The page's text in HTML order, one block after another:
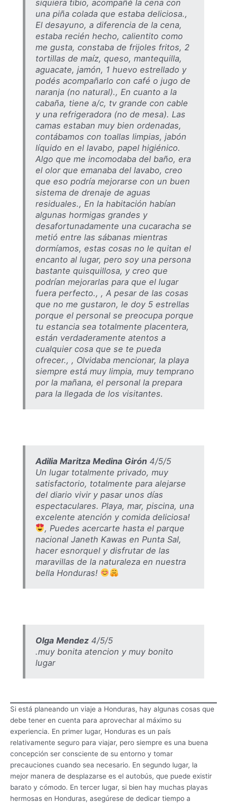
siquiera tibio, acompañé la cena con
una piña colada que estaba deliciosa.,
El desayuno, a diferencia de la cena,
estaba recién hecho, calientito como
me gusta, constaba de frijoles fritos, 2
tortillas de maíz, queso, mantequilla,
aguacate, jamón, 1 huevo estrellado y
podés acompañarlo con café o jugo de
naranja (no natural)., En cuanto a la
cabaña, tiene a/c, tv grande con cable
y una refrigeradora (no de mesa). Las
camas estaban muy bien ordenadas,
contábamos con toallas limpias, jabón
líquido en el lavabo, papel higiénico.
Algo que me incomodaba del baño, era
el olor que emanaba del lavabo, creo
que eso podría mejorarse con un buen
sistema de drenaje de aguas
residuales., En la habitación habían
algunas hormigas grandes y
desafortunadamente una cucaracha se
metió entre las sábanas mientras
dormíamos, estas cosas no le quitan el
encanto al lugar, pero soy una persona
bastante quisquillosa, y creo que
podrían mejorarlas para que el lugar
fuera perfecto., , A pesar de las cosas
que no me gustaron, le doy 5 estrellas
porque el personal se preocupa porque
tu estancia sea totalmente placentera,
están verdaderamente atentos a
cualquier cosa que se te pueda
ofrecer., , Olvidaba mencionar, la playa
siempre está muy limpia, muy temprano
por la mañana, el personal la prepara
para la llegada de los visitantes.
Adilia Maritza Medina Girón4/5/5
Un lugar totalmente privado, muy
satisfactorio, totalmente para alejarse
del diario vivir y pasar unos días
espectaculares. Playa, mar, piscina, una
excelente atención y comida deliciosa!
, Puedes acercarte hasta el parque
nacional Janeth Kawas en Punta Sal,
hacer esnorquel y disfrutar de las
maravillas de la naturaleza en nuestra
bella Honduras!
Olga Mendez4/5/5
.muy bonita atencion y muy bonito
lugar
Si está planeando un viaje a Honduras, hay algunas cosas que
debe tener en cuenta para aprovechar al máximo su
experiencia. En primer lugar, Honduras es un país
relativamente seguro para viajar, pero siempre es una buena
concepción ser consciente de su entorno y tomar
precauciones cuando sea necesario. En segundo lugar, la
mejor manera de desplazarse es el autobús, que puede existir
barato y cómodo. En tercer lugar, si bien hay muchas playas
hermosas en Honduras, asegúrese de dedicar tiempo a